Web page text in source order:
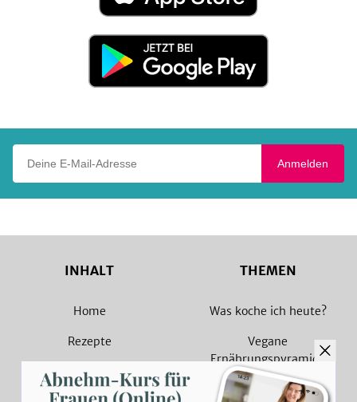
App
Jetzt
Google
Anmelden
INHALT
Home
Rezepte
Magazin
THEMEN
Was koche ich heute?
Vegane
Ernährungspyramide
Vegane Rezepte